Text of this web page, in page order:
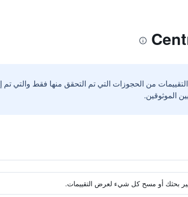
من الحجوزات التي تم التحقق منها فقط والتي
بحثك أو مسح كل شيء لعرض التقييمات.